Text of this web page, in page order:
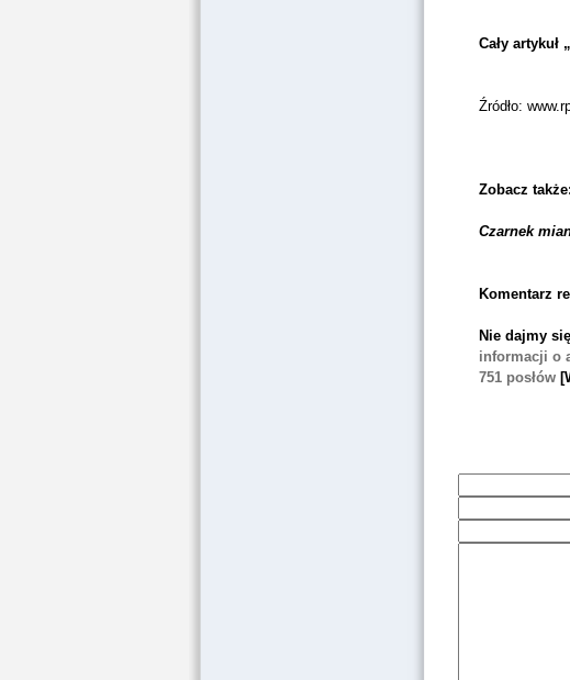
Cały artykuł „
Źródło:
Zobacz także:
Czarnek
Komentarz
Nie dajmy
informacji o
751 posłów